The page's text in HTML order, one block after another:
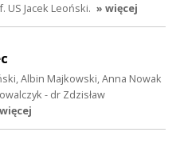
Jacek Leoński. » więcej
Albin Majkowski, Anna Nowak
- dr Zdzisław